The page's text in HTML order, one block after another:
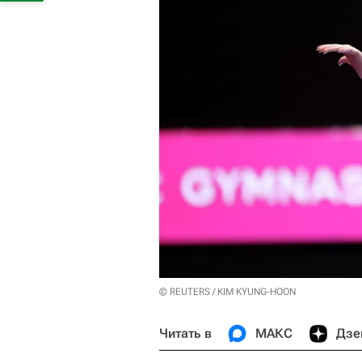
© REUTERS / KIM KYUNG-HOON
Читать в МАКС